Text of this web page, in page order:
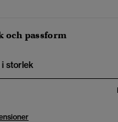
och passform
i storlek